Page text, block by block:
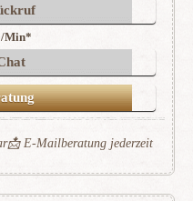
Min*
E-Mailberatung jederzeit